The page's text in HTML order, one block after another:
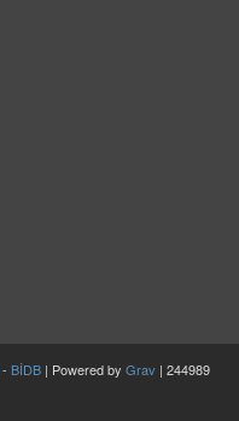
- BİDB | Powered by Grav | 244989